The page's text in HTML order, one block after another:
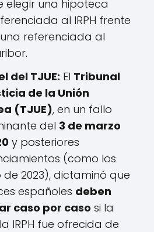
elegir una hipoteca
al IRPH frente
referenciada al
del TJUE: El Tribunal
de la Unión
(TJUE), en un fallo
del 3 de marzo
y posteriores
(como los
de 2023), dictaminó que
españoles deben
caso por caso si la
IRPH fue ofrecida de